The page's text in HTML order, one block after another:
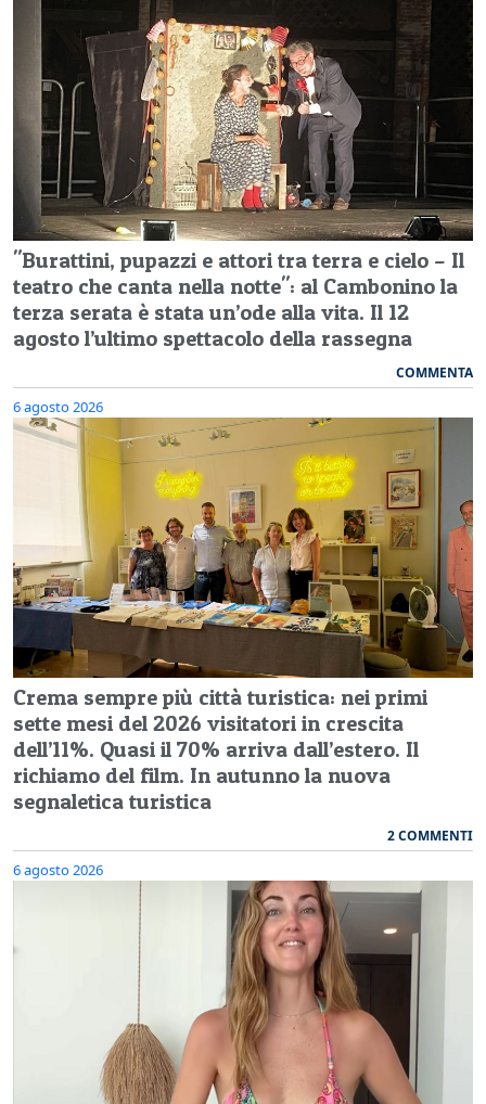
"Burattini, pupazzi e attori tra terra e cielo – Il
teatro che canta nella notte": al Cambonino la
terza serata è stata un’ode alla vita. Il 12
agosto l’ultimo spettacolo della rassegna
COMMENTA
6 agosto 2026
Crema sempre più città turistica: nei primi
sette mesi del 2026 visitatori in crescita
dell’11%. Quasi il 70% arriva dall’estero. Il
richiamo del film. In autunno la nuova
segnaletica turistica
2 COMMENTI
6 agosto 2026